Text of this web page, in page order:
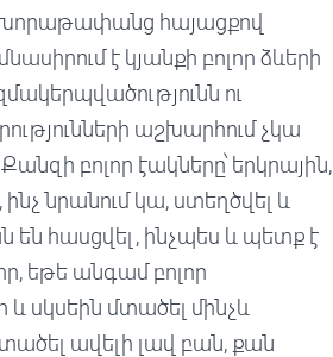
խորաթափանց հայացքով
է կյանքի բոլոր ձևերի
ու
աշխարհում չկա
բոլոր էակները՝ երկրային,
նրանում կա, ստեղծվել և
են հասցվել, ինչպես և պետք է
եթե անգամ բոլոր
սկսեին մտածել մինչև
ավելի լավ բան, քան